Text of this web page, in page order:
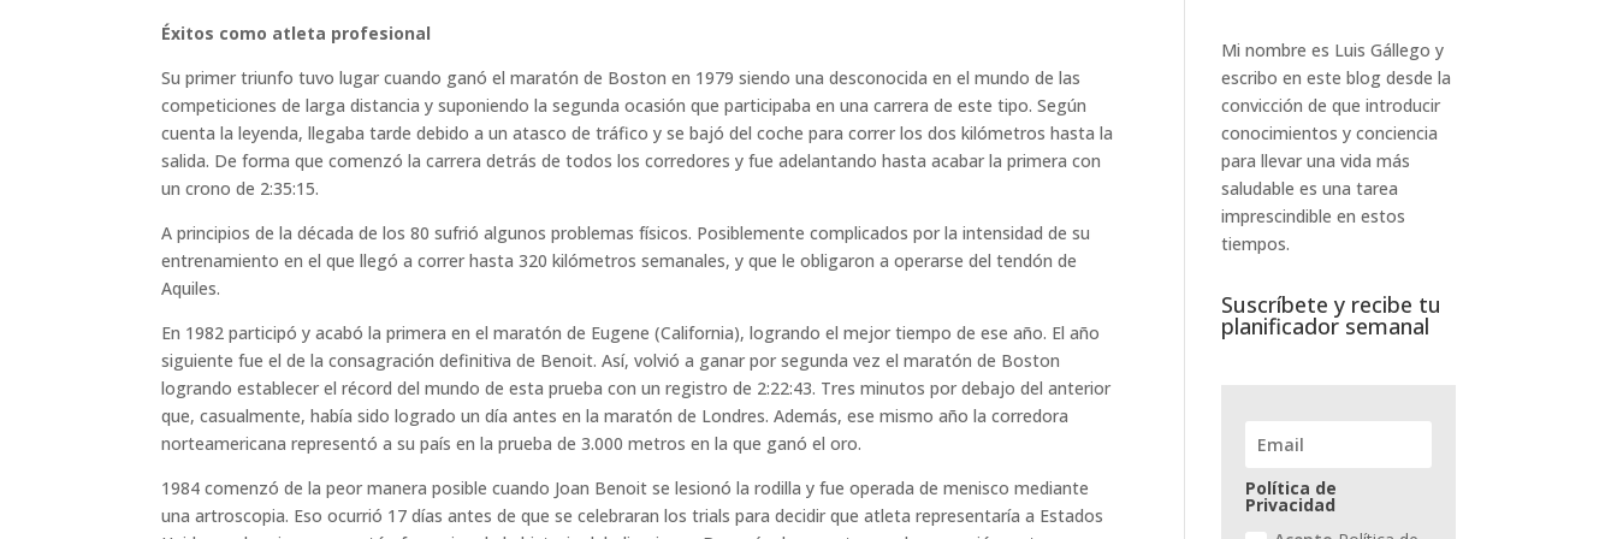
Éxitos como atleta profesional
Su primer triunfo tuvo lugar cuando ganó el maratón de Boston en 1979 siendo una desconocida en el mundo de las
competiciones de larga distancia y suponiendo la segunda ocasión que participaba en una carrera de este tipo. Según
cuenta la leyenda, llegaba tarde debido a un atasco de tráfico y se bajó del coche para correr los dos kilómetros hasta la
salida. De forma que comenzó la carrera detrás de todos los corredores y fue adelantando hasta acabar la primera con
un crono de 2:35:15.
A principios de la década de los 80 sufrió algunos problemas físicos. Posiblemente complicados por la intensidad de su
entrenamiento en el que llegó a correr hasta 320 kilómetros semanales, y que le obligaron a operarse del tendón de
Aquiles.
En 1982 participó y acabó la primera en el maratón de Eugene (California), logrando el mejor tiempo de ese año. El año
siguiente fue el de la consagración definitiva de Benoit. Así, volvió a ganar por segunda vez el maratón de Boston
logrando establecer el récord del mundo de esta prueba con un registro de 2:22:43. Tres minutos por debajo del anterior
que, casualmente, había sido logrado un día antes en la maratón de Londres. Además, ese mismo año la corredora
norteamericana representó a su país en la prueba de 3.000 metros en la que ganó el oro.
1984 comenzó de la peor manera posible cuando Joan Benoit se lesionó la rodilla y fue operada de menisco mediante
una artroscopia. Eso ocurrió 17 días antes de que se celebraran los trials para decidir que atleta representaría a Estados
Mi nombre es Luis Gállego y
escribo en este blog desde la
convicción de que introducir
conocimientos y conciencia
para llevar una vida más
saludable es una tarea
imprescindible en estos
tiempos.
Suscríbete y recibe tu
planificador semanal
Política de
Privacidad